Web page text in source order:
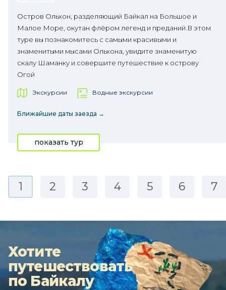
Остров Ольхон, разделяющий Байкал на Большое и
Малое Море, окутан флёром легенд и преданий.В этом
туре вы познакомитесь с самыми красивыми и
знаменитыми мысами Ольхона, увидите знаменитую
скалу Шаманку и совершите путешествие к острову
Огой
Экскурсии Водные экскурсии
Ближайшие даты заезда →
показать тур
1 2 3 4 5 6 7
Хотите
путешествовать
по Байкалу